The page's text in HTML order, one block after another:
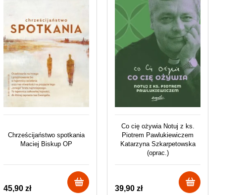
Chrześcijaństwo spotkania
Maciej Biskup OP
45,90 zł
Co cię ożywia Notuj z ks.
Piotrem Pawlukiewiczem
Katarzyna Szkarpetowska
(oprac.)
39,90 zł